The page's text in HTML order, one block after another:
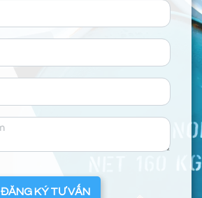
ĐĂNG KÝ TƯ VẤN